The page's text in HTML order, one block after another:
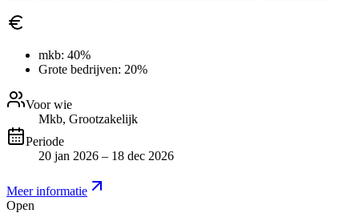
mkb: 40%
Grote bedrijven: 20%
Voor wie
Mkb, Grootzakelijk
Periode
20 jan 2026 – 18 dec 2026
Meer informatie
Open